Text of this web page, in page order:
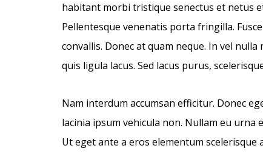
habitant morbi tristique senectus et netus
Pellentesque venenatis porta fringilla.
convallis. Donec at quam neque. In vel
quis ligula lacus. Sed lacus purus,
Nam interdum accumsan efficitur. Donec
lacinia ipsum vehicula non. Nullam eu urna
Ut eget ante a eros elementum scelerisque